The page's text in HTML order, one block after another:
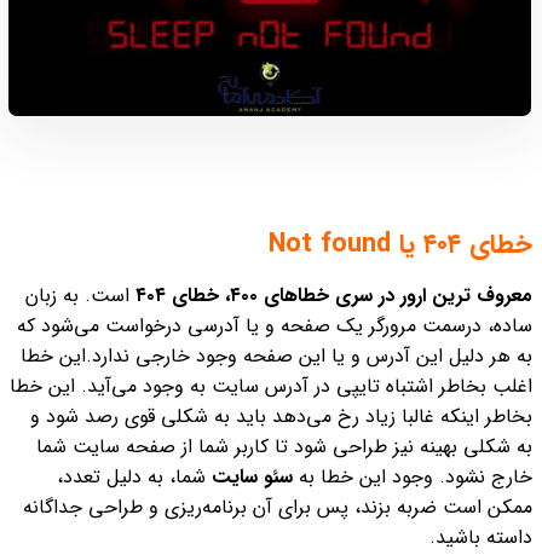
خطای ۴۰۴ یا Not found
معروف ترین ارور در سری خطاهای ۴۰۰، خطای ۴۰۴
است. به زبان
ساده، درسمت مرورگر یک صفحه و یا آدرسی درخواست می‌شود که
به هر دلیل این آدرس و یا این صفحه وجود خارجی ندارد.این خطا
اغلب بخاطر اشتباه تایپی در آدرس سایت به وجود می‌آید. این خطا
بخاطر اینکه غالبا زیاد رخ می‌دهد باید به شکلی قوی رصد شود و
به شکلی بهینه نیز طراحی شود تا کاربر شما از صفحه سایت شما
خارج نشود. وجود این خطا به سئو سایت شما، به دلیل تعدد،
ممکن است ضربه بزند، پس برای آن برنامه‌ریزی و طراحی جداگانه
داسته باشید.